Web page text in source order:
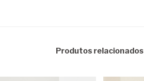
Produtos relacionados